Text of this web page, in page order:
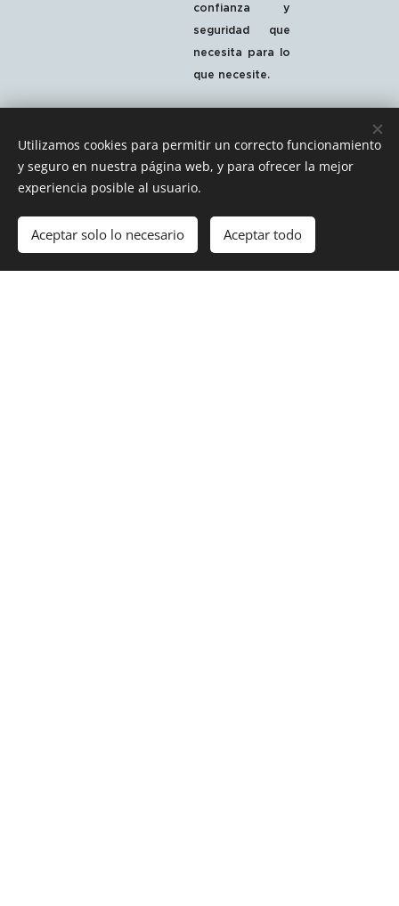
confianza y
seguridad que
necesita para lo
que necesite.
¿Te interesa que
administremos, quieres
adquirir o deseas
Utilizamos cookies para permitir un correcto funcionamiento
y seguro en nuestra página web, y para ofrecer la mejor
experiencia posible al usuario.
Aceptar solo lo necesario Aceptar todo